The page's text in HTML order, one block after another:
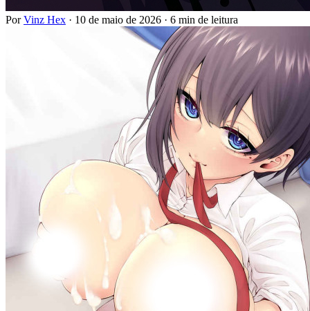
PorVinz Hex · 10 de maio de 2026 · 6 min de leitura